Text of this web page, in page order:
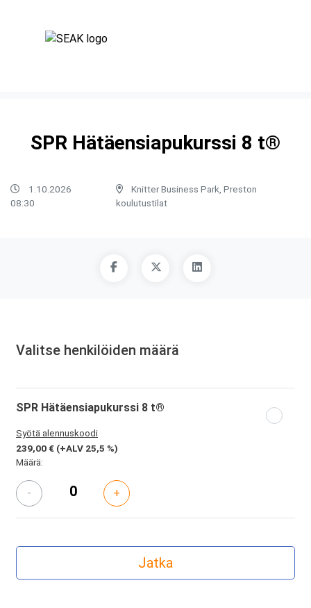
SPR Hätäensiapukurssi 8 t®
1.10.2026
08:30
Knitter Business Park, Preston
koulutustilat
Valitse henkilöiden määrä
SPR Hätäensiapukurssi 8 t®
Syötä alennuskoodi
239,00 € (+ALV 25,5 %)
Määrä:
- +